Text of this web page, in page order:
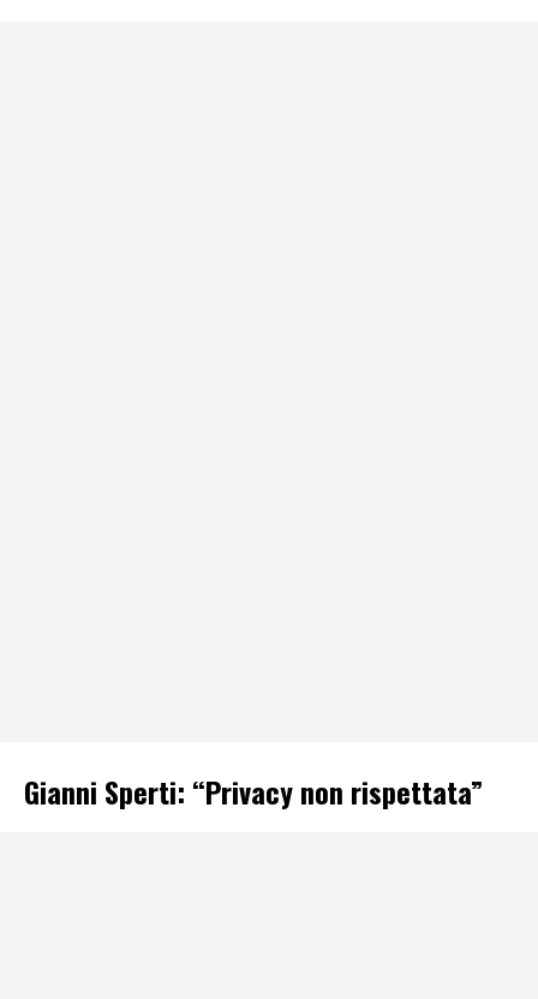
Gianni Sperti: “Privacy non rispettata”